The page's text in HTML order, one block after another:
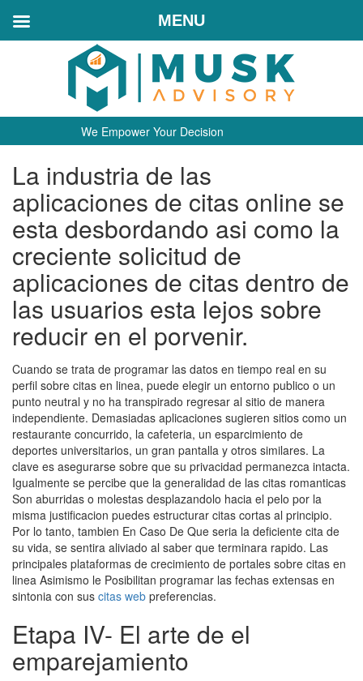
We Empower Your Decision
La industria de las
aplicaciones de citas online se
esta desbordando asi­ como la
creciente solicitud de
aplicaciones de citas dentro de
las usuarios esta lejos sobre
reducir en el porvenir.
Cuando se trata de programar las datos en tiempo real en su
perfil sobre citas en linea, puede elegir un entorno publico o un
punto neutral y no ha transpirado regresar al sitio de manera
independiente. Demasiadas aplicaciones sugieren sitios como un
restaurante concurrido, la cafeteria, un esparcimiento de
deportes universitarios, un gran pantalla y otros similares. La
clave es asegurarse sobre que su privacidad permanezca intacta.
Igualmente se percibe que la generalidad de las citas romanticas
Son aburridas o molestas desplazandolo hacia el pelo por la
misma justificacion puedes estructurar citas cortas al principio.
Por lo tanto, tambien En Caso De Que seri­a la deficiente cita de
su vida, se sentira aliviado al saber que terminara rapido. Las
principales plataformas de crecimiento de portales sobre citas en
linea Asimismo le Posibilitan programar las fechas extensas en
sintonia con sus citas web preferencias.
Etapa IV- El arte de el
emparejamiento
MENU